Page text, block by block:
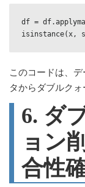
df =
isinstance(x,
このコードは、
タからダブルクォ
6. ダ
ョン
合性